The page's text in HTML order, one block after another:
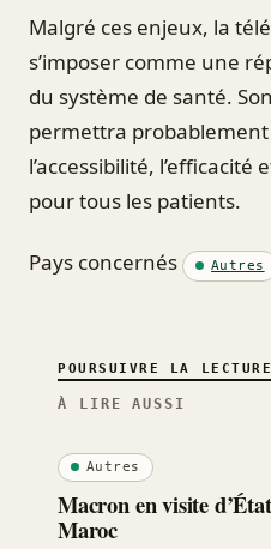
Malgré ces enjeux, la
s’imposer comme une
du système de santé.
permettra probablement
l’accessibilité, l’efficacité
pour tous les patients.
Pays concernés Autres
POURSUIVRE LA LECTURE
À LIRE AUSSI
Autres
Macron en visite
Maroc